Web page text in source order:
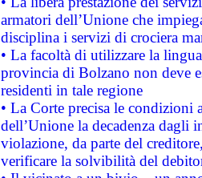
armatori dell’Unione che
disciplina i servizi di crociera
• La facoltà di utilizzare la
provincia di Bolzano non deve
residenti in tale regione
• La Corte precisa le
dell’Unione la decadenza dagli
violazione, da parte del
verificare la solvibilità del